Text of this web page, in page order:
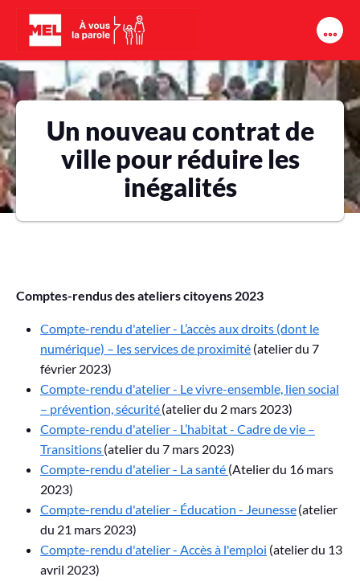
Aller au contenu principal
Un nouveau contrat de
ville pour réduire les
inégalités
Comptes-rendus des ateliers citoyens 2023
Compte-rendu d'atelier - L’accès aux droits (dont le
numérique) – les services de proximité (atelier du 7
février 2023)
Compte-rendu d'atelier - Le vivre-ensemble, lien social
– prévention, sécurité(atelier du 2 mars 2023)
Compte-rendu d'atelier - L’habitat - Cadre de vie –
Transitions(atelier du 7 mars 2023)
Compte-rendu d'atelier - La santé (Atelier du 16 mars
2023)
Compte-rendu d'atelier - Éducation - Jeunesse(atelier
du 21 mars 2023)
Compte-rendu d'atelier - Accès à l'emploi (atelier du 13
avril 2023)